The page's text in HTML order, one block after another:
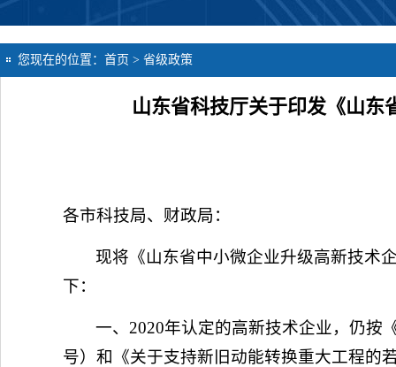
您现在的位置： 首页 > 省级政策
山东省科技厅关于印发《山东
各市科技局、财政局：
现将《山东省中小微企业升级高新技术
下：
一、2020年认定的高新技术企业，仍按
号）和《关于支持新旧动能转换重大工程的